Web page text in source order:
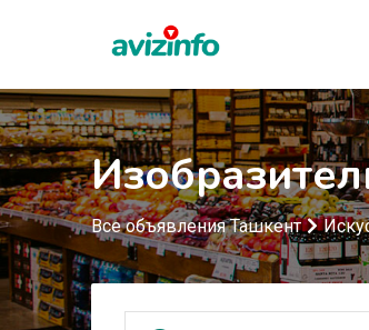
Все объявления Ташкент